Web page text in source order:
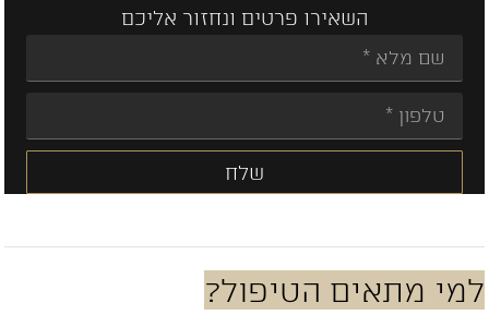
השאירו פרטים ונחזור אליכם
שלח
מתאים הטיפול?